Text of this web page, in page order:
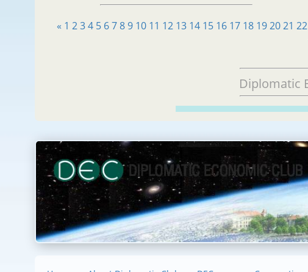
« 1 234 5 6789 10 11 12 13 14 15 16 17 18 192021 22
Diplomatic